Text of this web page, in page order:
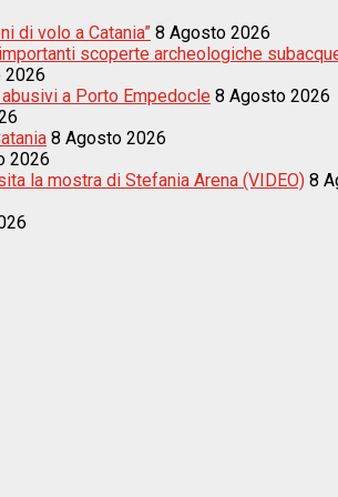
di volo a Catania” 8 Agosto 2026
scoperte archeologiche
2026
a Porto Empedocle 8 Agosto 2026
8 Agosto 2026
2026
la mostra di Stefania Arena (VIDEO) 8